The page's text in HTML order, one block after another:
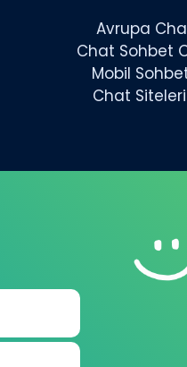
Avrupa
Chat Sohbet
Mobil
Chat Siteleri